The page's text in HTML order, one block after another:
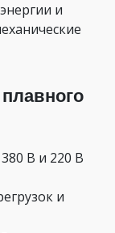
и
В и 220 В
и